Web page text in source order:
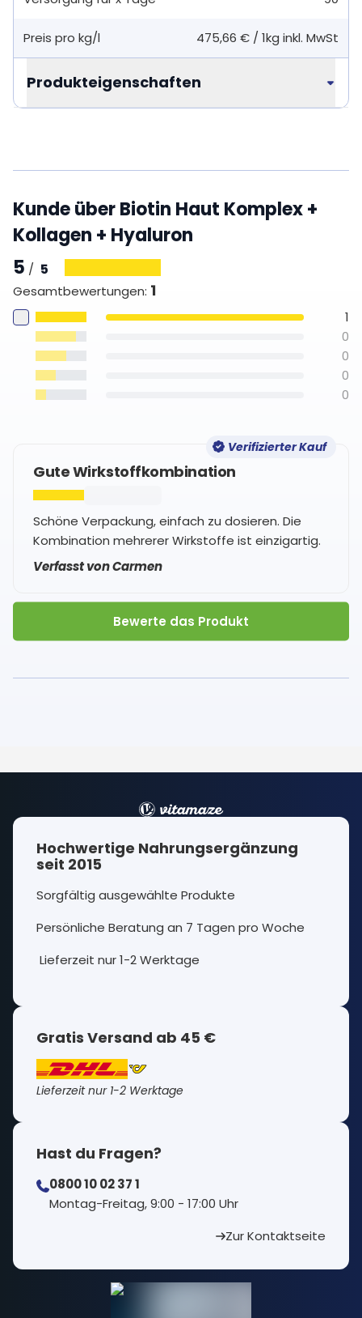
Preis pro kg/l 475,66 € / 1kg inkl. MwSt
Produkteigenschaften
Kunde über Biotin Haut Komplex +
Kollagen + Hyaluron
5 / 5
Gesamtbewertungen: 1
1
0
0
0
0
Verifizierter Kauf
Gute Wirkstoffkombination
Schöne Verpackung, einfach zu dosieren. Die
Kombination mehrerer Wirkstoffe ist einzigartig.
Verfasst von Carmen
Bewerte das Produkt
Hochwertige Nahrungsergänzung
seit 2015
Sorgfältig ausgewählte Produkte
Persönliche Beratung an 7 Tagen pro Woche
Lieferzeit nur 1-2 Werktage
Gratis Versand ab 45 €
Lieferzeit nur 1-2 Werktage
Hast du Fragen?
0800 10 02 37 1
⁠Montag-Freitag, 9:00 - 17:00 Uhr
Zur Kontaktseite